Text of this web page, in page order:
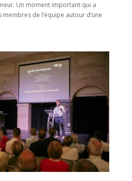
Un moment important qui a
de l’équipe autour d’une